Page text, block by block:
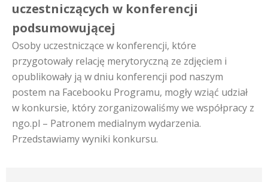
uczestniczących w konferencji
podsumowującej
Osoby uczestniczące w konferencji, które
przygotowały relację merytoryczną ze zdjęciem i
opublikowały ją w dniu konferencji pod naszym
postem na Facebooku Programu, mogły wziąć udział
w konkursie, który zorganizowaliśmy we współpracy z
ngo.pl – Patronem medialnym wydarzenia.
Przedstawiamy wyniki konkursu.